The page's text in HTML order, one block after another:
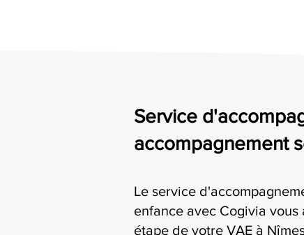
Service
accompagnement
Le service
enfance avec Cogivia
étape de votre VAE à